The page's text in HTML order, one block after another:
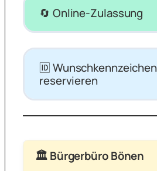
🔄 Online-Zulassung
🆔 Wunschkennzeichen
reservieren
🏛 Bürgerbüro Bönen